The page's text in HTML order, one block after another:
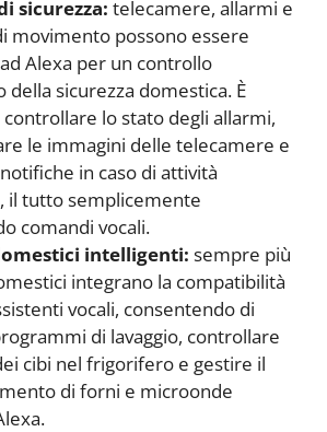
sicurezza: telecamere, allarmi e
movimento possono essere
Alexa per un controllo
della sicurezza domestica. È
controllare lo stato degli allarmi,
le immagini delle telecamere e
in caso di attività
il tutto semplicemente
comandi vocali.
intelligenti: sempre più
integrano la compatibilità
vocali, consentendo di
di lavaggio, controllare
cibi nel frigorifero e gestire il
di forni e microonde